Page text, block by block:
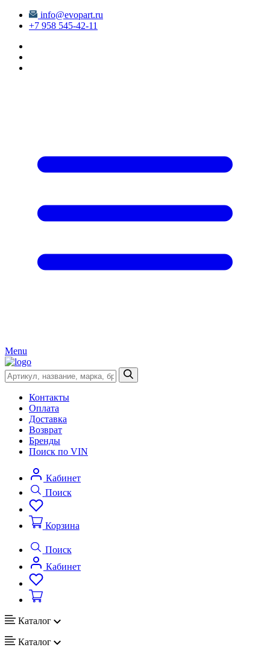
info@evopart.ru
+7 958 545-42-11
Menu
Контакты
Оплата
Доставка
Возврат
Бренды
Поиск по VIN
Кабинет
Поиск
Корзина
Поиск
Кабинет
Каталог
Каталог